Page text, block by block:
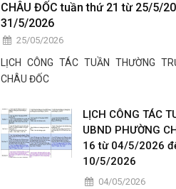
CHÂU ĐỐC tuần thứ 21 từ 25/5/
31/5/2026
25/05/2026
LỊCH CÔNG TÁC TUẦN THƯỜNG
CHÂU ĐỐC
LỊCH CÔNG TÁC
UBND PHƯỜNG
16 từ 04/5/2026
10/5/2026
04/05/2026